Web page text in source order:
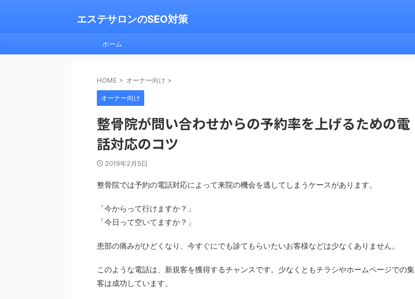
エステサロンのSEO対策
ホーム
HOME > オーナー向け >
オーナー向け
整骨院が問い合わせからの予約率を上げるための電
話対応のコツ
2019年2月5日
整骨院では予約の電話対応によって来院の機会を逃してしまうケースがあります。
「今からって行けますか？」
「今日って空いてますか？」
患部の痛みがひどくなり、今すぐにでも診てもらいたいお客様などは少なくありません。
このような電話は、新規客を獲得するチャンスです。少なくともチラシやホームページでの集
客は成功しています。